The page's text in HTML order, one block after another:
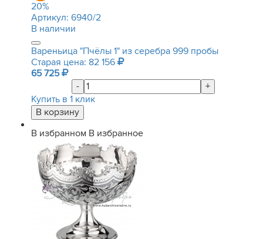
20%
Артикул: 6940/2
В наличии
Вареньица "Пчёлы 1" из серебра 999 пробы
Старая цена: 82 156
65 725
-
+
Купить в 1 клик
В избранном В избранное